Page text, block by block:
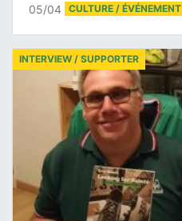
05/04 CULTURE / ÉVÉNEMENT
INTERVIEW / SUPPORTER